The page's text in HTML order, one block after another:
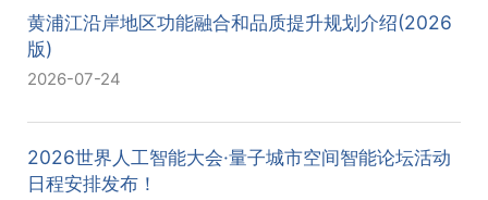
黄浦江沿岸地区功能融合和品质提升规划介绍(2026
版)
2026-07-24
2026世界人工智能大会·量子城市空间智能论坛活动
日程安排发布！